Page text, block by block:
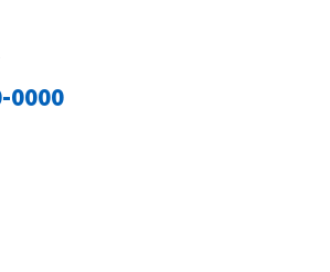
0000